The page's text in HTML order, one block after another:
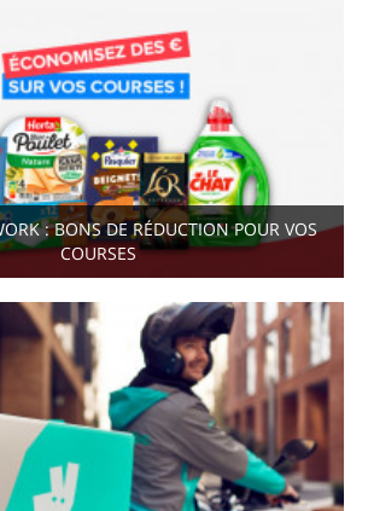
: BONS DE RÉDUCTION POUR VOS
COURSES